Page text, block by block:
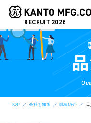
RECRUIT 2026
TOP 会社を知る 職種紹介 品